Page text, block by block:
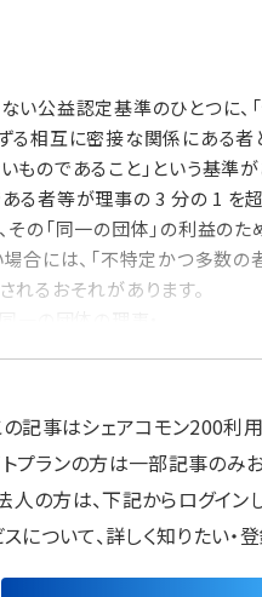
公益認定基準のひとつに、
る相互に密接な関係にある
のであること」という基準が
者等が理事の 3 分の 1 を超
の「同一の団体」の利益のた
合には、「不特定かつ多数
るおそれがあります。
の記事はシェアコモン200利
プランの方は一部記事のみ
人の方は、下記からログインし
について、詳しく知りたい・